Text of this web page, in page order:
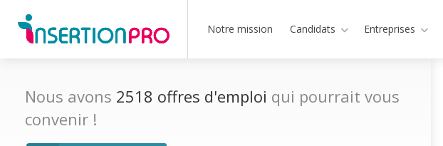
Notre mission Candidats Entreprises
Nous avons 2518 offres d'emploi qui pourrait vous
convenir !